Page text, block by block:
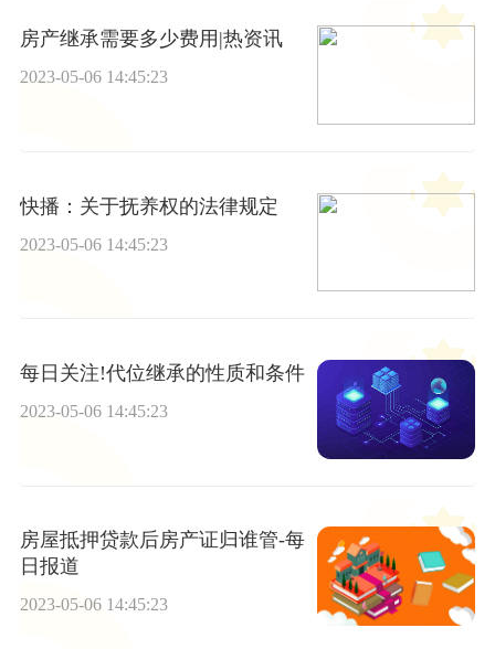
房产继承需要多少费用|热资讯
2023-05-06 14:45:23
快播：关于抚养权的法律规定
2023-05-06 14:45:23
每日关注!代位继承的性质和条件
2023-05-06 14:45:23
房屋抵押贷款后房产证归谁管-每
日报道
2023-05-06 14:45:23